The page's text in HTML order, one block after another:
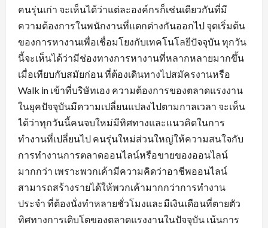
คนรุ่นเก่า จะเห็นได้ว่าแต่ละองค์กรก็เช่นเดียวกันที่มี
ความต้องการในพนักงานที่แตกต่างกันออกไป จุดเริ่มต้น
ของการหางานเพื่อเชื่อมโยงกับเทคโนโลยีปัจจุบัน ทุกวัน
นี้จะเห็นได้ว่ามีช่องทางการหางานที่หลากหลายมากขึ้น
เมื่อเทียบกับสมัยก่อน ที่ต้องเดินทางไปสมัครงานหรือ
Walk in เข้าที่บริษัทเอง ความต้องการของตลาดแรงงาน
ในยุคปัจจุบันมีความเปลี่ยนแปลงไปตามกาลเวลา จะเห็น
ได้ว่าทุกวันนี้คนจบใหม่มีทิศทางและแนวคิดในการ
ทำงานที่เปลี่ยนไป คนรุ่นใหม่ส่วนใหญ่ให้ความสนใจกับ
การทำงานการตลาดออนไลน์หรือขายของออนไลน์
มากกว่า เพราะพวกเค้ามีความคิดว่าอาชีพออนไลน์
สามารถสร้างรายได้ให้พวกเค้ามากกว่าการทำงาน
ประจำ ที่ต้องนั่งทำหลายชั่วโมงและมีเงินเดือนที่ตายตัว
ทิศทางการเติบโตของตลาดแรงงานในปัจจุบัน เน้นการ